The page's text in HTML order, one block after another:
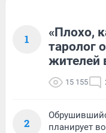
1
«Плохо,
таролог
жителей
15 155
2
планирует